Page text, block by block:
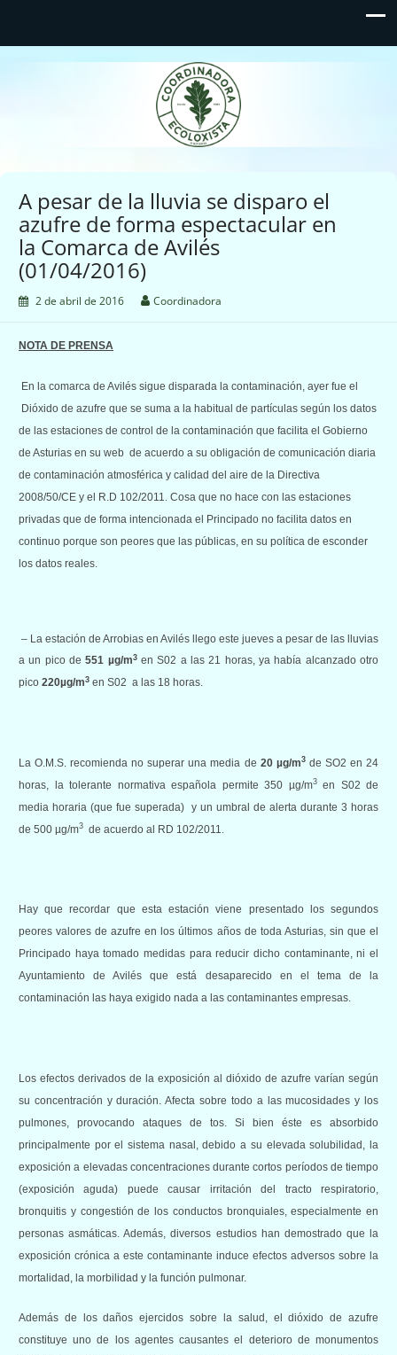
Coordinadora Ecoloxista
d'Asturies
A pesar de la lluvia se disparo el
azufre de forma espectacular en
la Comarca de Avilés
(01/04/2016)
2 de abril de 2016 Coordinadora
NOTA DE PRENSA
En la comarca de Avilés sigue disparada la contaminación, ayer fue el
Dióxido de azufre que se suma a la habitual de partículas según los datos
de las estaciones de control de la contaminación que facilita el Gobierno
de Asturias en su web de acuerdo a su obligación de comunicación diaria
de contaminación atmosférica y calidad del aire de la Directiva
2008/50/CE y el R.D 102/2011. Cosa que no hace con las estaciones
privadas que de forma intencionada el Principado no facilita datos en
continuo porque son peores que las públicas, en su política de esconder
los datos reales.
– La estación de Arrobias en Avilés llego este jueves a pesar de las lluvias
a un pico de551 µg/m3 en S02 a las 21 horas, ya había alcanzado otro
pico 220µg/m3 en S02 a las 18 horas.
La O.M.S. recomienda no superar una media de 20 µg/m3de SO2 en 24
horas, la tolerante normativa española permite 350 µg/m3
en S02 de
media horaria (que fue superada) y un umbral de alerta durante 3 horas
de 500 µg/m3 de acuerdo al RD 102/2011.
Hay que recordar que esta estación viene presentado los segundos
peores valores de azufre en los últimos años de toda Asturias, sin que el
Principado haya tomado medidas para reducir dicho contaminante, ni el
Ayuntamiento de Avilés que está desaparecido en el tema de la
contaminación las haya exigido nada a las contaminantes empresas.
Los efectos derivados de la exposición al dióxido de azufre varían según
su concentración y duración. Afecta sobre todo a las mucosidades y los
pulmones, provocando ataques de tos. Si bien éste es absorbido
principalmente por el sistema nasal, debido a su elevada solubilidad, la
exposición a elevadas concentraciones durante cortos períodos de tiempo
(exposición aguda) puede causar irritación del tracto respiratorio,
bronquitis y congestión de los conductos bronquiales, especialmente en
personas asmáticas. Además, diversos estudios han demostrado que la
exposición crónica a este contaminante induce efectos adversos sobre la
mortalidad, la morbilidad y la función pulmonar.
Además de los daños ejercidos sobre la salud, el dióxido de azufre
constituye uno de los agentes causantes el deterioro de monumentos